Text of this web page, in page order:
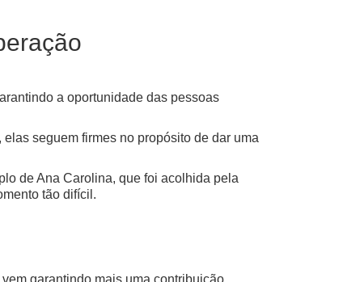
a oportunidade das pessoas
seguem firmes no propósito de dar uma
de Ana Carolina, que foi acolhida pela
tão difícil.